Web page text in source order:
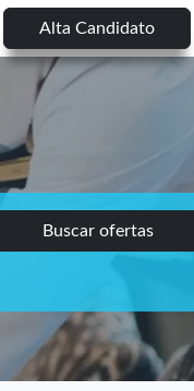
Alta Candidato
Buscar ofertas